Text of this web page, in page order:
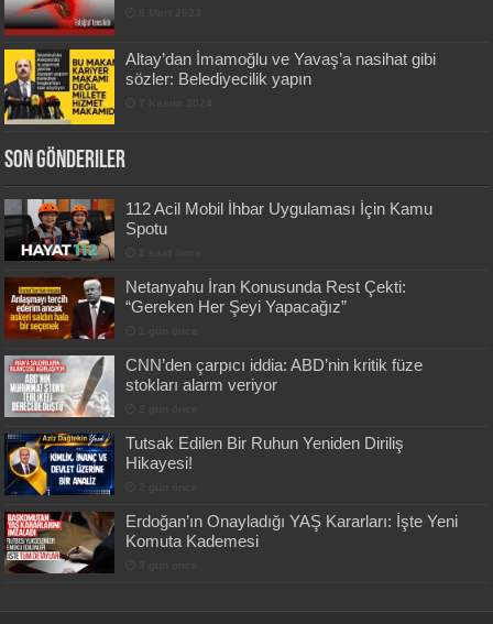
Altay’dan İmamoğlu ve Yavaş’a nasihat gibi
sözler: Belediyecilik yapın
Son Gönderiler
112 Acil Mobil İhbar Uygulaması İçin Kamu
Spotu
Netanyahu İran Konusunda Rest Çekti:
“Gereken Her Şeyi Yapacağız”
CNN’den çarpıcı iddia: ABD’nin kritik füze
stokları alarm veriyor
Tutsak Edilen Bir Ruhun Yeniden Diriliş
Hikayesi!
Erdoğan’ın Onayladığı YAŞ Kararları: İşte Yeni
Komuta Kademesi